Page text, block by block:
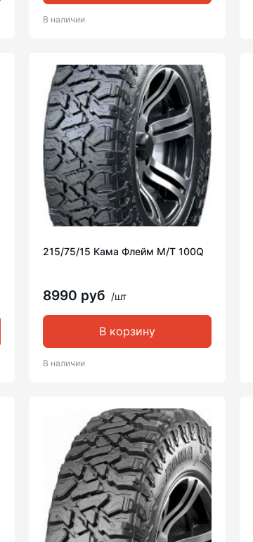
В наличии
215/75/15 Кама Флейм M/T 100Q
8990 руб /шт
В корзину
В наличии